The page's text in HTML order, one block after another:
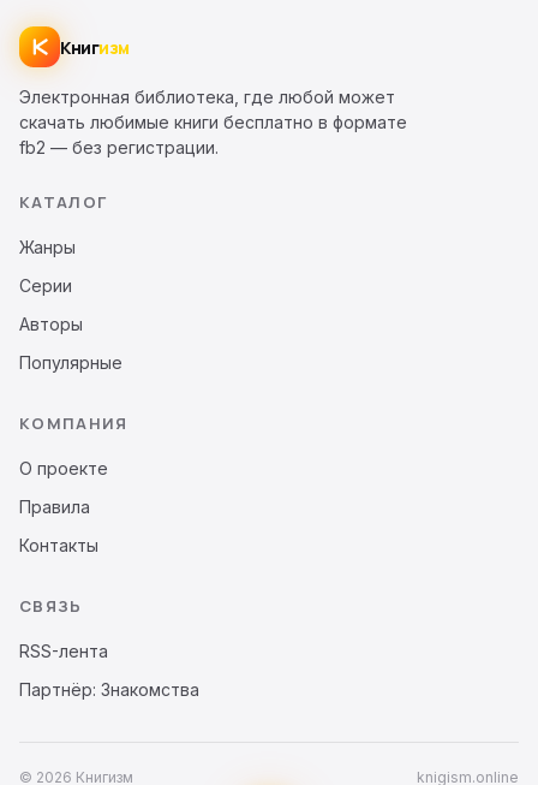
Книгизм
Электронная библиотека, где любой может
скачать любимые книги бесплатно в формате
fb2 — без регистрации.
КАТАЛОГ
Жанры
Серии
Авторы
Популярные
КОМПАНИЯ
О проекте
Правила
Контакты
СВЯЗЬ
RSS-лента
Партнёр: Знакомства
© 2026 Книгизм knigism.online